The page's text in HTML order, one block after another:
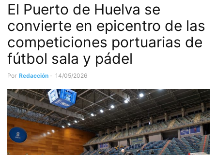
El Puerto de Huelva se
convierte en epicentro de las
competiciones portuarias de
fútbol sala y pádel
Por Redacción - 14/05/2026